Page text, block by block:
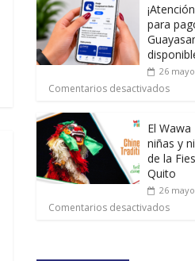
para
26
Comentarios desactivados
El Wawa
niñas y
de la
Quito
26
Comentarios desactivados